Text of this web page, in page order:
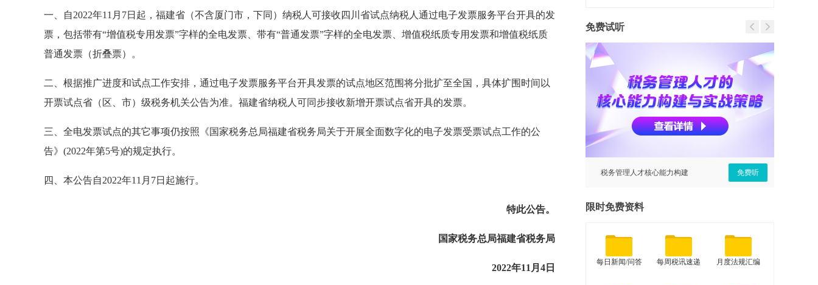
一、自2022年11月7日起，福建省（不含厦门市，下同）纳税人可接收四川省试点纳税人通过电子发票服务平台开具的发
票，包括带有“增值税专用发票”字样的全电发票、带有“普通发票”字样的全电发票、增值税纸质专用发票和增值税纸质
普通发票（折叠票）。
二、根据推广进度和试点工作安排，通过电子发票服务平台开具发票的试点地区范围将分批扩至全国，具体扩围时间以
开票试点省（区、市）级税务机关公告为准。福建省纳税人可同步接收新增开票试点省开具的发票。
三、全电发票试点的其它事项仍按照《国家税务总局福建省税务局关于开展全面数字化的电子发票受票试点工作的公
告》(2022年第5号)的规定执行。
四、本公告自2022年11月7日起施行。
特此公告。
国家税务总局福建省税务局
2022年11月4日
免费试听
税务管理人才核心能力构建 免费听
限时免费资料
每日新闻/问答 每周税讯速递 月度法规汇编